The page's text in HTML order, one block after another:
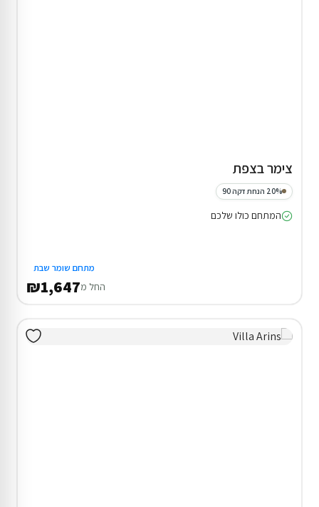
צימר בצפת
20% הנחת דקה 90
המתחם כולו שלכם
מתחם שומר שבת
החל מ₪1,647